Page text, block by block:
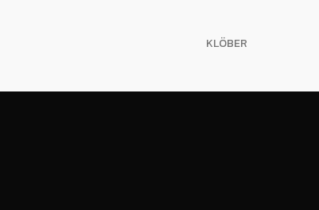
KLÖBER